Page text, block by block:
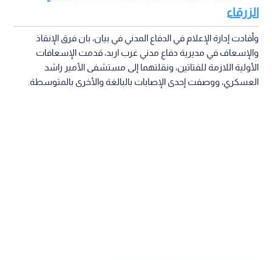
الزرقاء
وأفادت إدارة الإعلام في الدفاع المدني في بيان، بان فرق الإنقاذ
والإسعاف في مديرية دفاع مدني غرب اربد، قدمت الإسعافات
الأولية اللازمة للفتاتين، ونقلتهما إلى مستشفى الأمير راشد
العسكري، ووصفت إحدى الإصابات بالبالغة والأخرى بالمتوسطة.